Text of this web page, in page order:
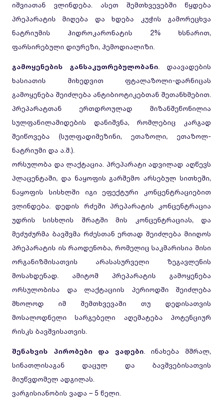
იშვიათან ვლინდება. ასეთ შემთხვევებში წყდება
პრეპარატის მიღება და ხდება კუჭის გამორეცხვა
ნატრიუმის ჰიდროკარონატის 2% ხსნარით,
ფარსირებული დიურეზი, ჰემოდიალიზი.
გამოყენების განსაკუთრებულობანი. დაავადების
ხასიათის მიხედვით ფტალაზოლი-დარნიცას
გამოყენება შეიძლება ანტიბიოტიკებთან შეთანხმებით.
პრეპარატთან ერთდროულად მიზანშეწონილია
სულფანილამიდების დანიშვნა, რომლებიც კარგად
შეიწოვება (სულფადიმეზინი, ეთაზოლი, ეთაზოლ-
ნატრიუმი და ა.შ.).
ორსულობა და ლაქტაცია. პრეპარატი ადვილად აღწევს
პლაცენტაში, და ნაყოფის გარშემო არსებულ სითხეში,
ნაყოფის სისხლში იგი ეფექტური კონცენტრაციებით
ვლინდება. დედის რძეში პრეპარატის კონცენტრაცია
უდრის სისხლის შრატში მის კონცენტრაციას, და
მეძუძურმა ბავშვმა რძესთან ერთად შეიძლება მიიღოს
პრეპარატის ის რაოდენობა, რომელიც საკმარისია მისი
ორგანიზმისათვის არასასურველი ზეგავლენის
მოსახდენად. ამიტომ პრეპარატის გამოყენება
ორსულობისა და ლაქტაციის პერიოდში შეიძლება
მხოლოდ იმ შემთხვევაში თუ დედისათვის
მოსალოდნელი სარგებელი აღემატება პოტენციურ
რისკს ბავშვისათვის.
შენახვის პირობები და ვადები. ინახება მშრალ,
სინათლისაგან დაცულ და ბავშვებისათვის
მიუწვდომელ ადგილას.
ვარგისიანობის ვადა – 5 წელი.